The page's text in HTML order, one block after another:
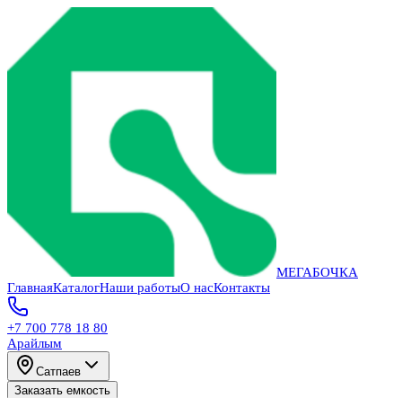
МЕГАБОЧКА
ГлавнаяКаталогНаши работыО насКонтакты
+7 700 778 18 80
Арайлым
Сатпаев
Заказать емкость